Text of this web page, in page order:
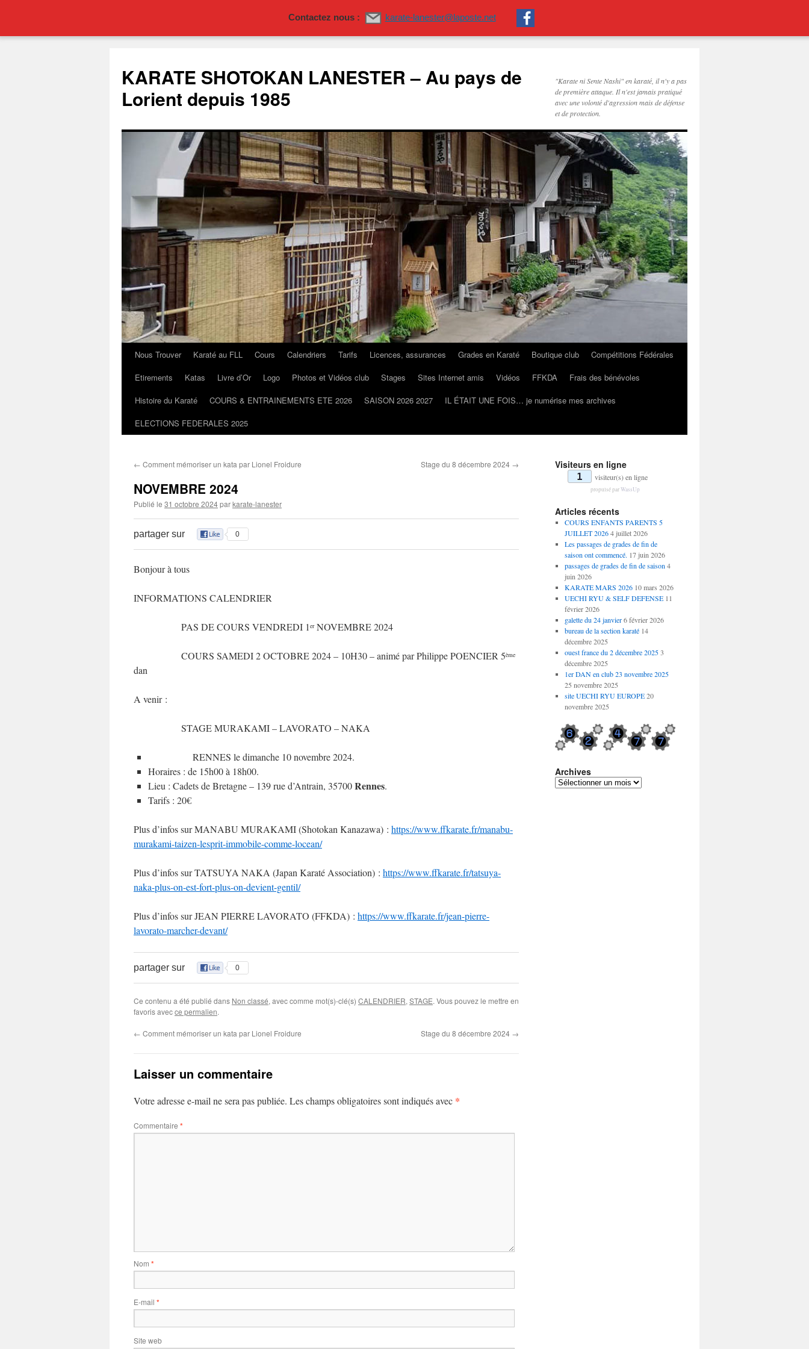
Contactez nous : karate-lanester@laposte.net
contenu
KARATE SHOTOKAN LANESTER – Au pays de
Lorient depuis 1985
"Karate ni Sente Nashi" en karaté, il n'y a pas
de première attaque. Il n'est jamais pratiqué
avec une volonté d'agression mais de défense
et de protection.
Nous Trouver Karaté au FLL Cours Calendriers Tarifs Licences, assurances Grades en Karaté Boutique club
Compétitions Fédérales
Etirements
Katas Livre d’Or Logo Photos et Vidéos club Stages Sites Internet amis Vidéos FFKDA
Frais des bénévoles
Histoire du Karaté
COURS & ENTRAINEMENTS ETE 2026 SAISON 2026 2027
IL ÉTAIT UNE FOIS… je numérise mes archives
ELECTIONS FEDERALES 2025
← Comment mémoriser un kata par Lionel Froidure Stage du 8 décembre 2024 →
NOVEMBRE 2024
Publié le 31 octobre 2024parkarate-lanester
partager sur 0
Bonjour à tous
INFORMATIONS CALENDRIER
PAS DE COURS VENDREDI 1 erNOVEMBRE 2024
COURS SAMEDI 2 OCTOBRE 2024 – 10H30 – animé par Philippe POENCIER 5ème
dan
A venir :
STAGE MURAKAMI – LAVORATO – NAKA
RENNES le dimanche 10 novembre 2024.
Horaires : de 15h00 à 18h00.
Lieu : Cadets de Bretagne – 139 rue d’Antrain, 35700Rennes.
Tarifs : 20€
Plus d’infos sur MANABU MURAKAMI (Shotokan Kanazawa) : https://www.ffkarate.fr/manabu-
murakami-taizen-lesprit-immobile-comme-locean/
Plus d’infos sur TATSUYA NAKA (Japan Karaté Association) : https://www.ffkarate.fr/tatsuya-
naka-plus-on-est-fort-plus-on-devient-gentil/
Plus d’infos sur JEAN PIERRE LAVORATO (FFKDA) : https://www.ffkarate.fr/jean-pierre-
lavorato-marcher-devant/
partager sur 0
Ce contenu a été publié dans Non classé, avec comme mot(s)-clé(s) CALENDRIER, STAGE. Vous pouvez le mettre en
favoris avecce permalien.
← Comment mémoriser un kata par Lionel Froidure Stage du 8 décembre 2024 →
Laisser un commentaire
Votre adresse e-mail ne sera pas publiée. Les champs obligatoires sont indiqués avec *
Commentaire *
Nom *
E-mail *
Site web
Visiteurs en ligne
1 visiteur(s) en ligne
propulsé parWassUp
Articles récents
COURS ENFANTS PARENTS 5
JUILLET 2026 4 juillet 2026
Les passages de grades de fin de
saison ont commencé. 17 juin 2026
passages de grades de fin de saison 4
juin 2026
KARATE MARS 2026 10 mars 2026
UECHI RYU & SELF DEFENSE 11
février 2026
galette du 24 janvier 6 février 2026
bureau de la section karaté 14
décembre 2025
ouest france du 2 décembre 2025 3
décembre 2025
1er DAN en club 23 novembre 2025
25 novembre 2025
site UECHI RYU EUROPE 20
novembre 2025
Archives
Archives